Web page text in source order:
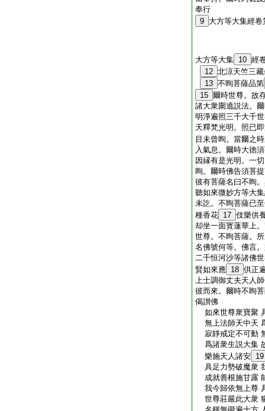
奉行
9 大方等大集經卷
大方等大集 10 經
12 北涼天竺三
13 不眴菩薩品第
15 爾時世尊。故
諸大衆圍遶説法。
明淨遍照三千大千
天釋梵光明。照已
目未曾眴。當爾之
入氣息。爾時大徳
因縁有是光明。一
眴。爾時佛告須菩
彼有菩薩名曰不眴
聽如來微妙方等大
未訖。不眴菩薩已
種香花 17 伎樂供
却坐一面寳蓮華上
世尊。不眴菩薩。
名佛號何等。佛言
二千恒河沙等諸佛
賢如來應 18 供正
上士調御丈夫天人
彼而來。爾時不眴
偈讃佛
如來世尊衆寶聚
無上法師天中天
寂靜戒定不可動
爲諸衆生説大集
樂施天人諸安 19
具足力勢破魔衆
成就善根施甘露
我今歸依無上尊
世尊莊嚴此大衆